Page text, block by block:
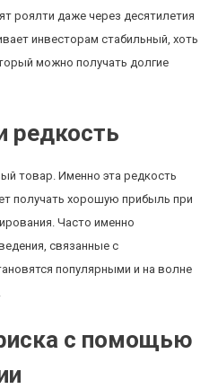
роялти даже через десятилетия
инвесторам стабильный, хоть
можно получать долгие
редкость
товар. Именно эта редкость
получать хорошую прибыль при
Часто именно
связанные с
популярными и на волне
с помощью